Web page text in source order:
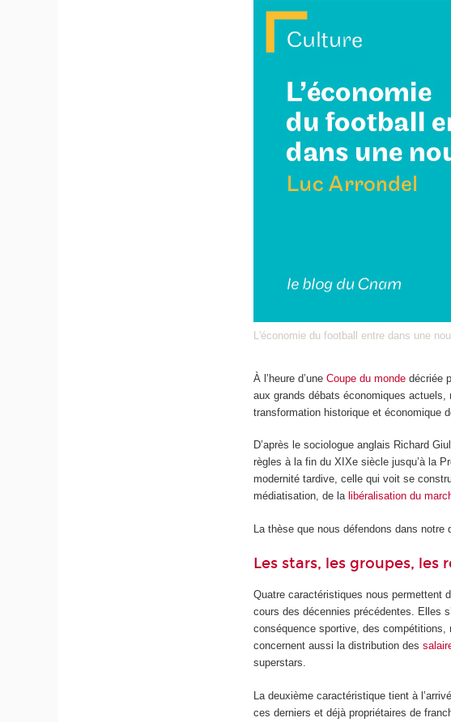
L'économie du football entre dans une
À l’heure d’uneCoupe du monde décriée
aux grands débats économiques
transformation historique et économique
D’après le sociologue anglais Richard
règles à la fin du XIXe siècle jusqu’à la
modernité tardive, celle qui voit se
médiatisation, de la libéralisation du
La thèse que nous défendons dans notre
Les stars, les groupes, les
Quatre caractéristiques nous permettent
cours des décennies précédentes. Elles
conséquence sportive, des
concernent aussi la distribution des
superstars.
La deuxième caractéristique tient à
ces derniers et déjà propriétaires de